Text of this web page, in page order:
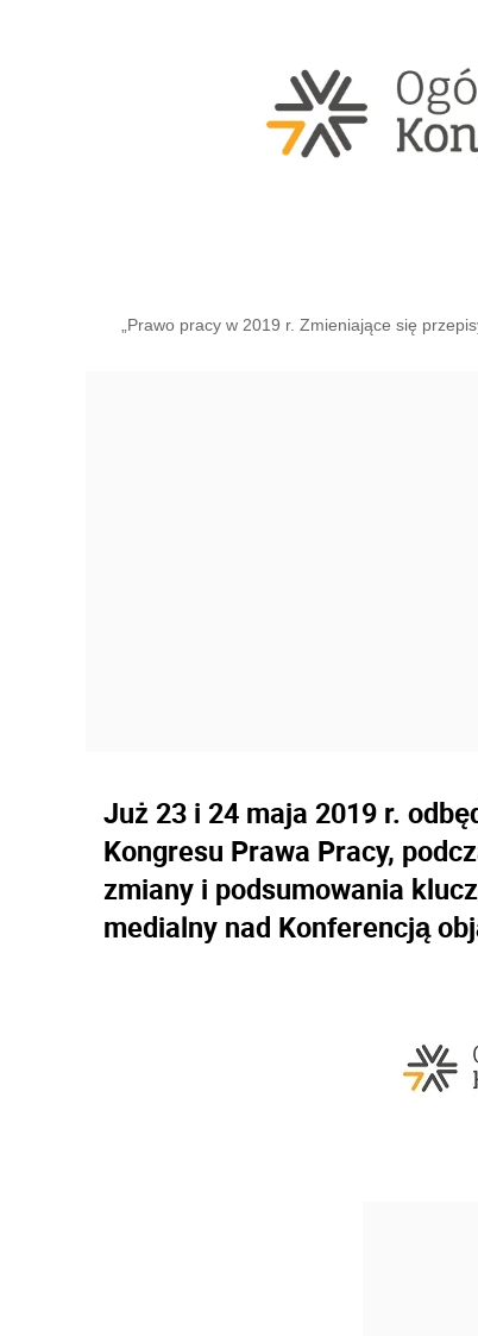
„Prawo pracy w 2019 r. Zmieniające się
Już 23 i 24 maja 2019 r.
Kongresu Prawa Pracy,
zmiany i podsumowania
medialny nad Konferencją